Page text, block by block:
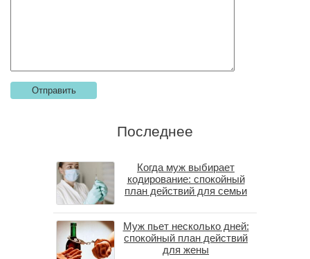
Последнее
Когда муж выбирает
кодирование: спокойный
план действий для семьи
Муж пьет несколько дней:
спокойный план действий
для жены